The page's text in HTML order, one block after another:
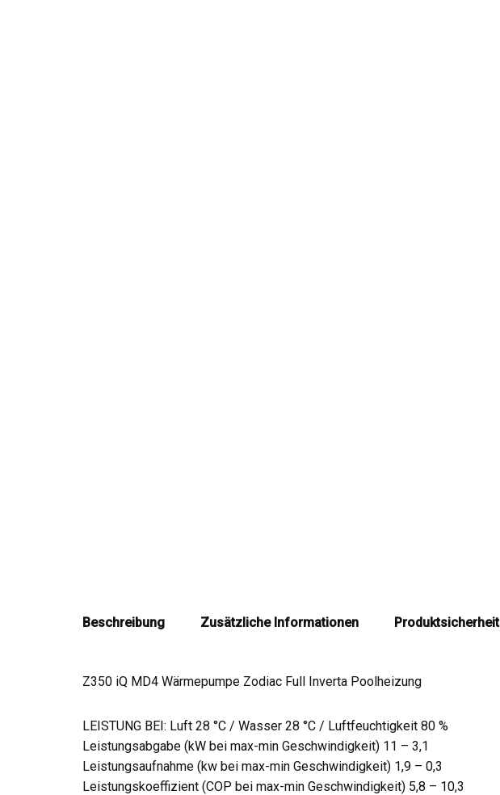
Beschreibung Zusätzliche Informationen Produktsicherheit
Z350 iQ MD4 Wärmepumpe Zodiac Full Inverta Poolheizung
LEISTUNG BEI: Luft 28 °C / Wasser 28 °C / Luftfeuchtigkeit 80 %
Leistungsabgabe (kW bei max-min Geschwindigkeit) 11 – 3,1
Leistungsaufnahme (kw bei max-min Geschwindigkeit) 1,9 – 0,3
Leistungskoeffizient (COP bei max-min Geschwindigkeit) 5,8 – 10,3